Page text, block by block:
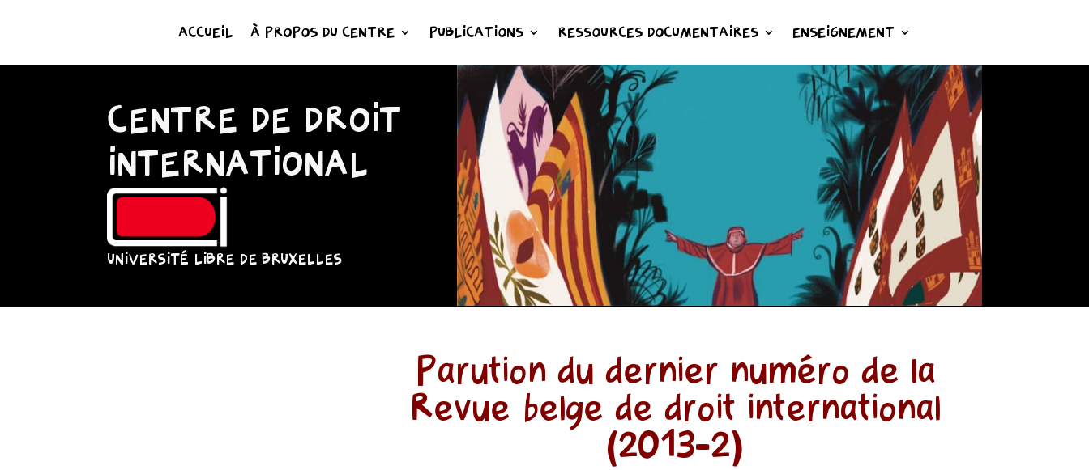
ACCUEIL À PROPOS DU CENTRE PUBLICATIONS RESSOURCES DOCUMENTAIRES ENSEIGNEMENT
CENTRE DE DROIT
INTERNATIONAL
UNIVERSITÉ LIBRE DE BRUXELLES
Parution du dernier numéro de la
Revue belge de droit international
(2013-2)